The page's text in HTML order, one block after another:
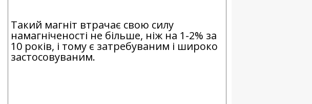
Такий магніт втрачає свою силу
намагніченості не більше, ніж на 1-2% за
10 років, і тому є затребуваним і широко
застосовуваним.